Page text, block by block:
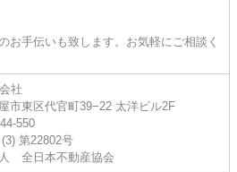
お手伝いも致します。お気軽にご相談く
社
市東区代官町39−22 太洋ビル2F
550
第22802号
全日本不動産協会